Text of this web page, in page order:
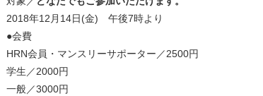
2018年12月14日(金) 午後7時より
●会費
HRN会員・マンスリーサポーター／2500円
学生／2000円
一般／3000円